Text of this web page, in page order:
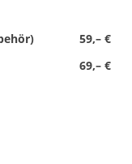
59,– €
69,– €